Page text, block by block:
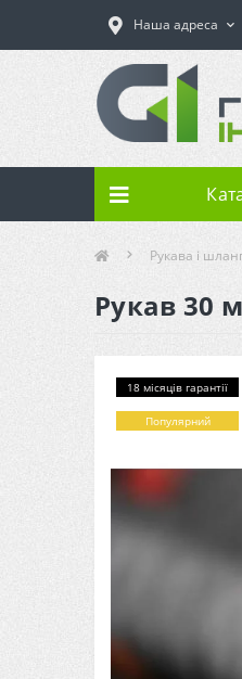
Наша адреса
Рукава і
Рукав 30
18 місяців гарантії
Популярний